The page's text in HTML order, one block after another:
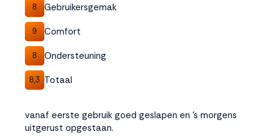
8 Gebruikersgemak
9 Comfort
8 Ondersteuning
8,3 Totaal
vanaf eerste gebruik goed geslapen en 's morgens
uitgerust opgestaan.